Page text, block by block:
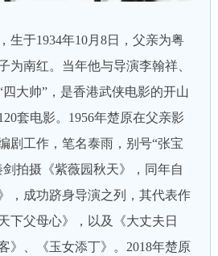
于1934年10月8日，父亲为粤
为南红。当年他与导演李翰祥、
大帅”，是香港武侠电影的开山
套电影。1956年楚原在父亲影
剧工作，笔名泰雨，别号“张宝
拍摄《紫薇园秋天》，同年自
，成功跻身导演之列，其代表作
下父母心》，以及《大丈夫日
》、《玉女添丁》。2018年楚原